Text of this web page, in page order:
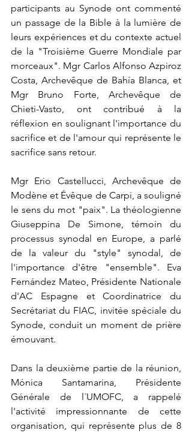
participants au Synode ont commenté
un passage de la Bible à la lumière de
leurs expériences et du contexte actuel
de la "Troisième Guerre Mondiale par
morceaux". Mgr Carlos Alfonso Azpiroz
Costa, Archevêque de Bahía Blanca, et
Mgr Bruno Forte, Archevêque de
Chieti-Vasto, ont contribué à la
réflexion en soulignant l'importance du
sacrifice et de l'amour qui représente le
sacrifice sans retour.
Mgr Erio Castellucci, Archevêque de
Modène et Évêque de Carpi, a souligné
le sens du mot "paix". La théologienne
Giuseppina De Simone, témoin du
processus synodal en Europe, a parlé
de la valeur du "style" synodal, de
l'importance d'être "ensemble". Eva
Fernández Mateo, Présidente Nationale
d'AC Espagne et Coordinatrice du
Secrétariat du FIAC, invitée spéciale du
Synode, conduit un moment de prière
émouvant.
Dans la deuxième partie de la réunion,
Mónica Santamarina, Présidente
Générale de l´UMOFC, a rappelé
l'activité impressionnante de cette
organisation, qui représente plus de 8